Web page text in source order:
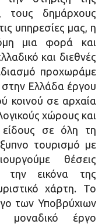
τους δημάρχους
υπηρεσίες μας, η
μια φορά και
και διεθνές
προχωράμε
Ελλάδα έργου
κοινού σε αρχαία
χώρους και
σε όλη τη
τουρισμό με
θέσεις
την εικόνα της
χάρτη. Το
των Υποβρύχιων
μοναδικό έργο